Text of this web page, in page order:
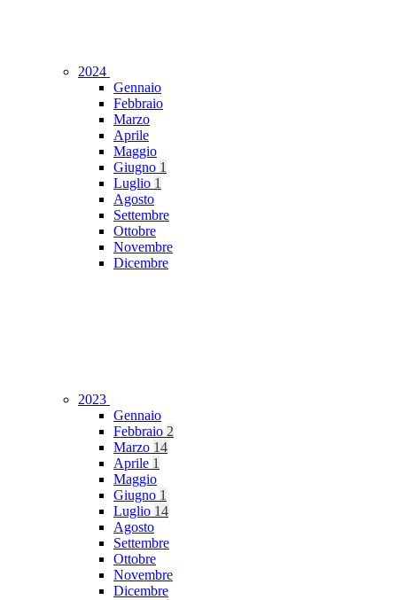
2024
Gennaio
Febbraio
Marzo
Aprile
Maggio
Giugno 1
Luglio 1
Agosto
Settembre
Ottobre
Novembre
Dicembre
2023
Gennaio
Febbraio 2
Marzo 14
Aprile 1
Maggio
Giugno 1
Luglio 14
Agosto
Settembre
Ottobre
Novembre
Dicembre